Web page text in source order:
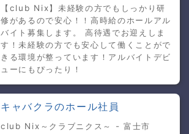
【club Nix】未経験の方でもしっかり研
修があるので安心！！高時給のホールアル
バイト募集します。 高待遇でお迎えしま
す！未経験の方でも安心して働くことがで
きる環境が整っています！アルバイトデビ
ューにもぴったり！
キャバクラのホール社員
club Nix～クラブニクス～ - 富士市